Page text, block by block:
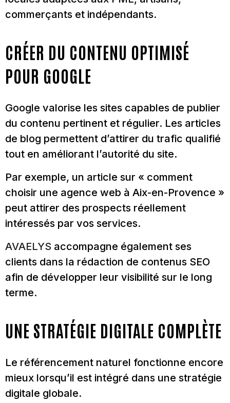
commerçants et indépendants.
CRÉER DU CONTENU OPTIMISÉ
POUR GOOGLE
Google valorise les sites capables de publier
du contenu pertinent et régulier. Les articles
de blog permettent d’attirer du trafic qualifié
tout en améliorant l’autorité du site.
Par exemple, un article sur « comment
choisir une agence web à Aix-en-Provence »
peut attirer des prospects réellement
intéressés par vos services.
AVAELYS accompagne également ses
clients dans la rédaction de contenus SEO
afin de développer leur visibilité sur le long
terme.
UNE STRATÉGIE DIGITALE COMPLÈTE
Le référencement naturel fonctionne encore
mieux lorsqu’il est intégré dans une stratégie
digitale globale.